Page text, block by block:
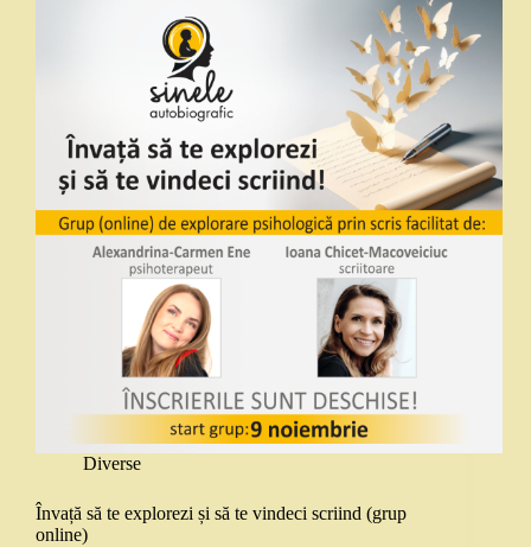
Diverse
Învață să te explorezi și să te vindeci scriind (grup
online)